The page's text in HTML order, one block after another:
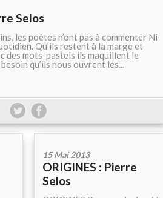
Selos
les poètes n’ont pas à commenter Ni
Qu’ils restent à la marge et
des mots-pastels ils maquillent le
qu’ils nous ouvrent les...
15 Mai 2013
ORIGINES : Pierre
Selos